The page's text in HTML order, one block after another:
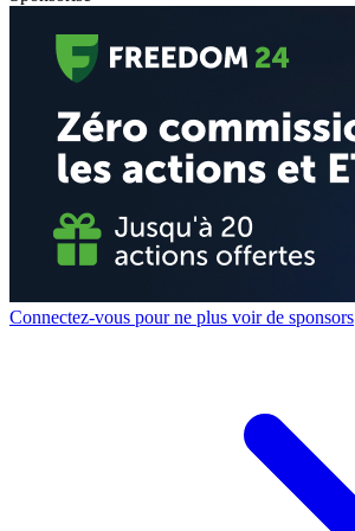
Connectez-vous pour ne plus voir de sponsors